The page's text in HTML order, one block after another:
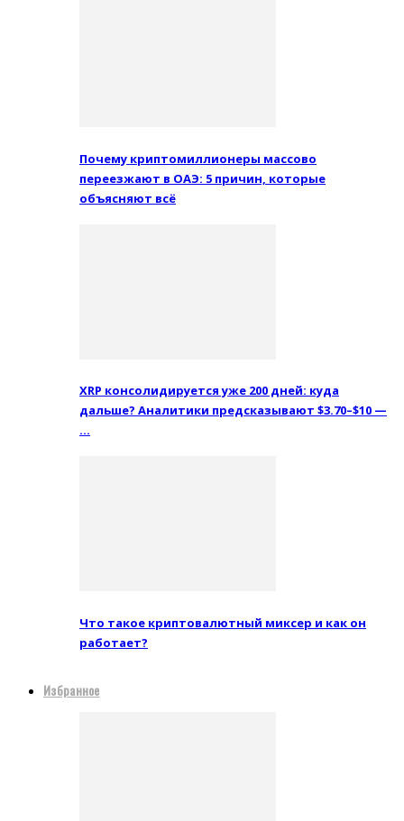
Почему криптомиллионеры массово
переезжают в ОАЭ: 5 причин, которые
объясняют всё
XRP консолидируется уже 200 дней: куда
дальше? Аналитики предсказывают $3.70–$10 —
…
Что такое криптовалютный миксер и как он
работает?
Избранное